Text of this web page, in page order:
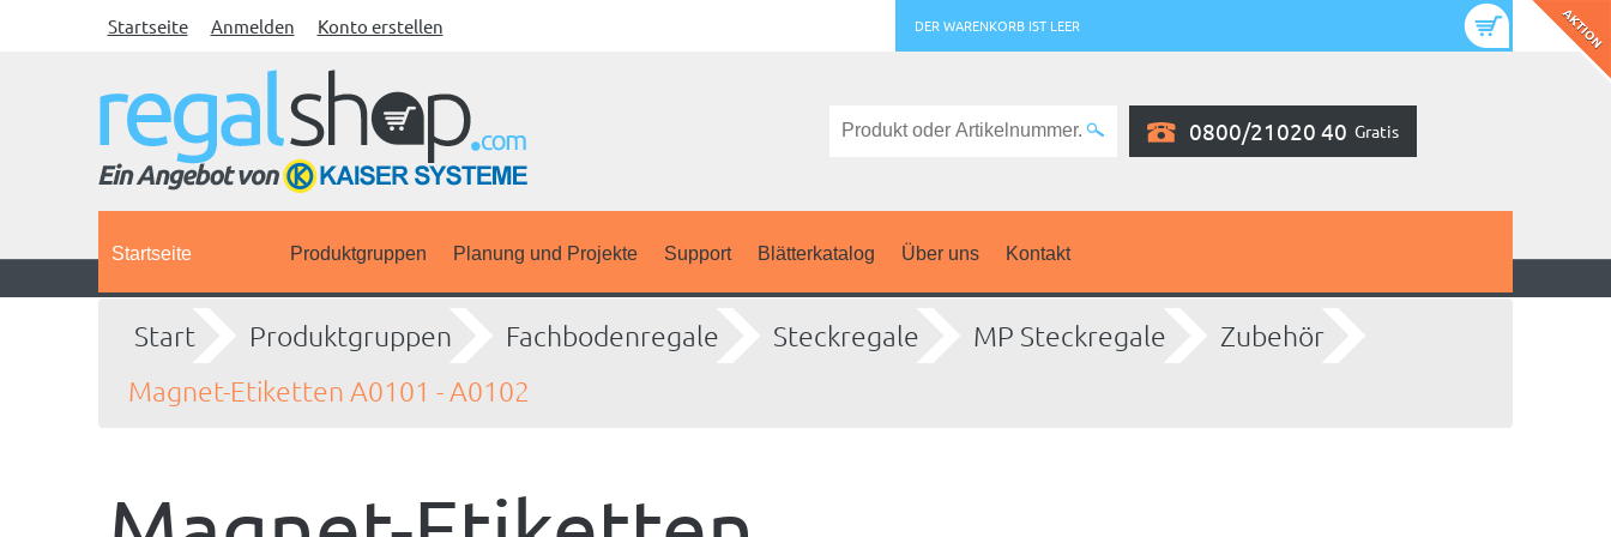
Startseite Anmelden Konto erstellen DER WARENKORB IST LEER
0800/21020 40 Gratis
Startseite Produktgruppen Planung und Projekte Support Blätterkatalog Über uns Kontakt
Start Produktgruppen Fachbodenregale Steckregale MP Steckregale
Zubehör
Magnet-Etiketten A0101 - A0102